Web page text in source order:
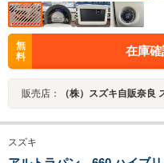
無
料
在庫
販売店： （株）スズキ自販奈良 ス
スズキ